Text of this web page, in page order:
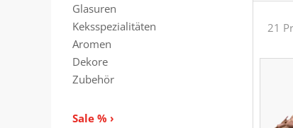
Glasuren
Keksspezialitäten
Aromen
Dekore
Zubehör
Sale % ›
21